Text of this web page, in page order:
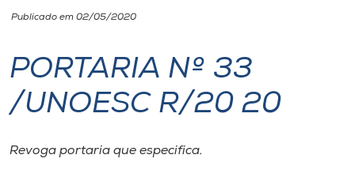
Unoesc
Internacionalização
I.nova
Diplomados
Publicado em 02/05/2020
PORTARIA Nº 33
/UNOESC R/20 20
Revoga portaria que especifica.